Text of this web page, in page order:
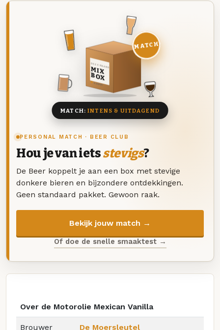
PERSONAL MATCH · BEER CLUB
Hou je van ietsstevigs?
De Beer koppelt je aan een box met stevige
donkere bieren en bijzondere ontdekkingen.
Geen standaard pakket. Gewoon raak.
Bekijk jouw match →
Of doe de snelle smaaktest →
DEZE MAAND
MIX
BOX
8 BIEREN
MATCH
MATCH:INTENS & UITDAGEND
Over de Motorolie Mexican Vanilla
Brouwer De Moersleutel